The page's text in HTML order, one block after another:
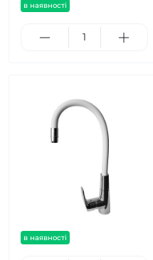
в наявності
в наявності